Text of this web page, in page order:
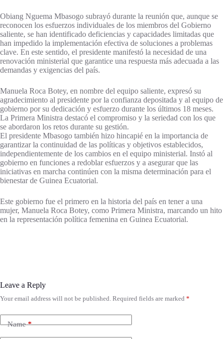
Obiang Nguema Mbasogo subrayó durante la reunión que, aunque se
reconocen los esfuerzos individuales de los miembros del Gobierno
saliente, se han identificado deficiencias y capacidades limitadas que
han impedido la implementación efectiva de soluciones a problemas
clave. En este sentido, el presidente manifestó la necesidad de una
renovación ministerial que garantice una respuesta más adecuada a las
demandas y exigencias del país.
Manuela Roca Botey, en nombre del equipo saliente, expresó su
agradecimiento al presidente por la confianza depositada y al equipo de
gobierno por su dedicación y esfuerzo durante los últimos 18 meses.
La Primera Ministra destacó el compromiso y la seriedad con los que
se abordaron los retos durante su gestión.
El presidente Mbasogo también hizo hincapié en la importancia de
garantizar la continuidad de las políticas y objetivos establecidos,
independientemente de los cambios en el equipo ministerial. Instó al
gobierno en funciones a redoblar esfuerzos y a asegurar que las
iniciativas en marcha continúen con la misma determinación para el
bienestar de Guinea Ecuatorial.
Este gobierno fue el primero en la historia del país en tener a una
mujer, Manuela Roca Botey, como Primera Ministra, marcando un hito
en la representación política femenina en Guinea Ecuatorial.
Leave a Reply
Your email address will not be published. Required fields are marked *
Name*